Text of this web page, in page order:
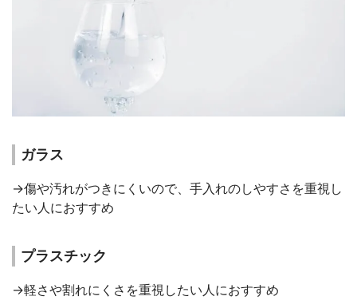
ガラス
→傷や汚れがつきにくいので、手入れのしやすさを重視し
たい人におすすめ
プラスチック
→軽さや割れにくさを重視したい人におすすめ